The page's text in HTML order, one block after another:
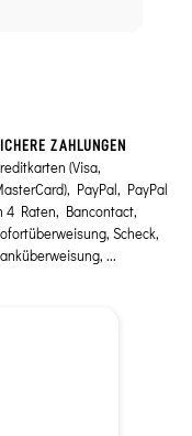
ZAHLUNGEN
(Visa,
PayPal, PayPal
4 Raten, Bancontact,
Scheck,
...